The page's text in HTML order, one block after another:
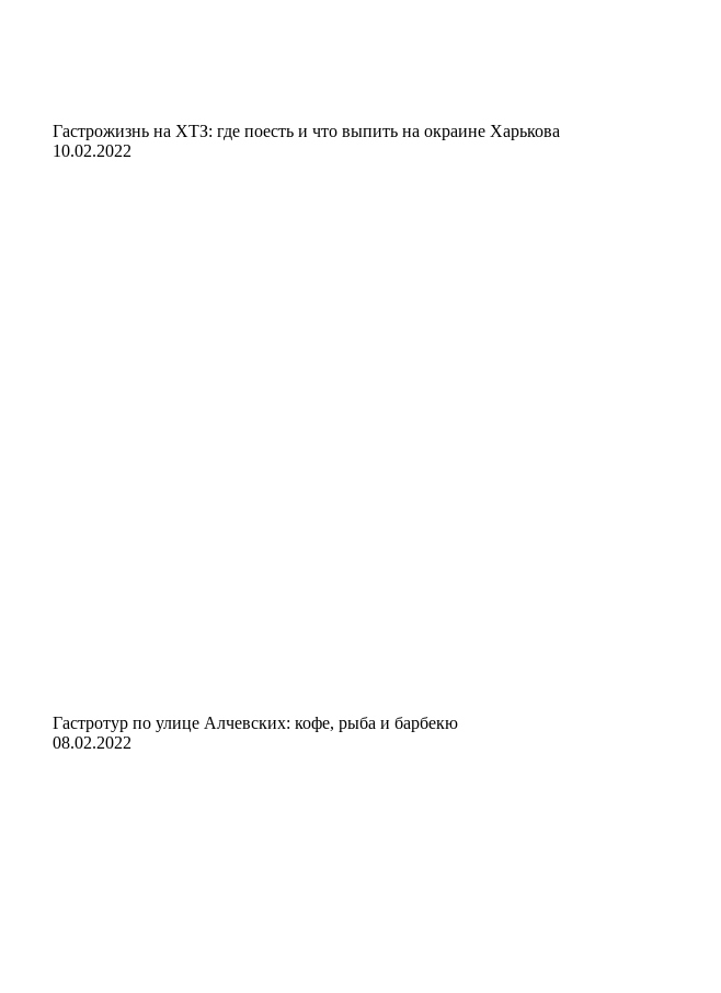
Гастрожизнь на ХТЗ: где поесть и что выпить на окраине Харькова
10.02.2022
Гастротур по улице Алчевских: кофе, рыба и барбекю
08.02.2022